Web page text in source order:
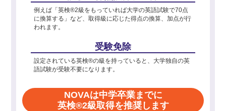
例えば「英検®2級をもっていれば大学の英語試験で70点
に換算する」など、取得級に応じた得点の換算、加点が行
われます。
受験免除
設定されている英検®の級を持っていると、大学独自の英
語試験が受験不要になります。
NOVAは中学卒業までに
英検®2級取得を推奨します